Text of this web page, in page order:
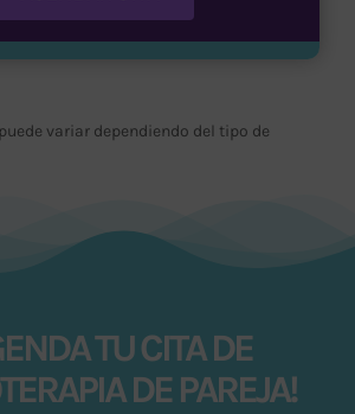
variar dependiendo del tipo de
TU CITA DE
DE PAREJA!